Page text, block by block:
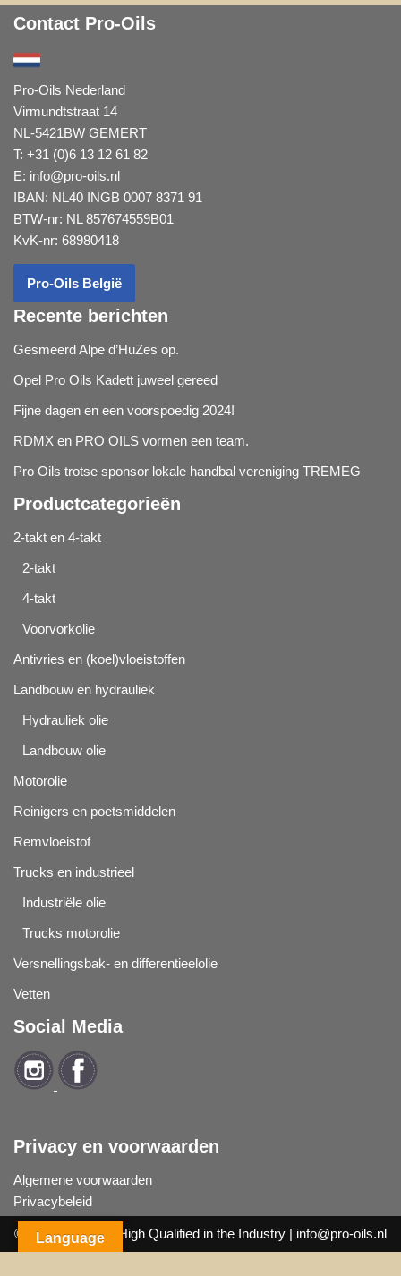
Contact Pro-Oils
Pro-Oils Nederland
Virmundtstraat 14
NL-5421BW GEMERT
T: +31 (0)6 13 12 61 82
E: info@pro-oils.nl
IBAN: NL40 INGB 0007 8371 91
BTW-nr: NL 857674559B01
KvK-nr: 68980418
Pro-Oils België
Recente berichten
Gesmeerd Alpe d’HuZes op.
Opel Pro Oils Kadett juweel gereed
Fijne dagen en een voorspoedig 2024!
RDMX en PRO OILS vormen een team.
Pro Oils trotse sponsor lokale handbal vereniging TREMEG
Productcategorieën
2-takt en 4-takt
2-takt
4-takt
Voorvorkolie
Antivries en (koel)vloeistoffen
Landbouw en hydrauliek
Hydrauliek olie
Landbouw olie
Motorolie
Reinigers en poetsmiddelen
Remvloeistof
Trucks en industrieel
Industriële olie
Trucks motorolie
Versnellingsbak- en differentieelolie
Vetten
Social Media
Privacy en voorwaarden
Algemene voorwaarden
Privacybeleid
© 2019Pro Oils | High Qualified in the Industry | info@pro-oils.nl
Language